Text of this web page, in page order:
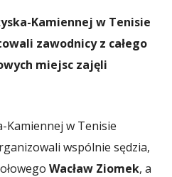
Kamiennej w Tenisie
zawodnicy z całego
miejsc zajęli
Kamiennej w Tenisie
wspólnie sędzia,
Wacław Ziomek, a